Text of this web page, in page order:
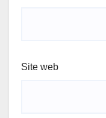
Site web